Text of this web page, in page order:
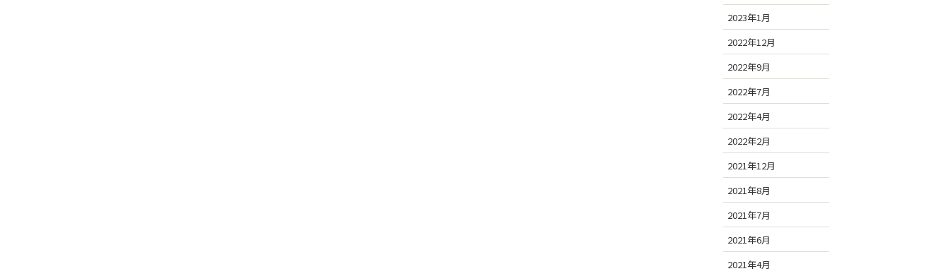
2023年1月
2022年12月
2022年9月
2022年7月
2022年4月
2022年2月
2021年12月
2021年8月
2021年7月
2021年6月
2021年4月